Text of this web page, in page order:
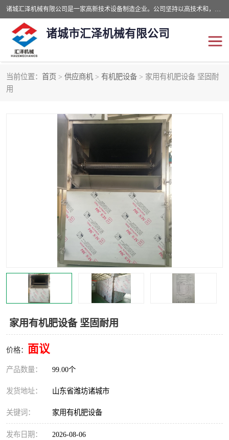
诸城汇泽机械有限公司是一家高新技术设备制造企业。公司坚持以高技术和，高服务于用户，以的环保机械制造设备赢的用户的信赖。现在主要生产死亡畜禽无害化处理和立式和卧式有机肥设备，搅拌机，烘干机，高温发酵机等。污水处理设备，固液分离机。气浮机，化制机等。公司秉承品质，用户至上，科技创新的经营理。
诸城市汇泽机械有限公司
当前位置： 首页 > 供应商机 > 有机肥设备 > 家用有机肥设备 坚固耐
用
家用有机肥设备 坚固耐用
价格： 面议
产品数量： 99.00个
发货地址： 山东省潍坊诸城市
关键词： 家用有机肥设备
发布日期： 2026-08-06
有机肥设备
纳米膜好氧发酵堆肥机 粪污烘干酶体机
纳米膜发酵
分子膜堆肥仓
分子膜发酵堆肥设备